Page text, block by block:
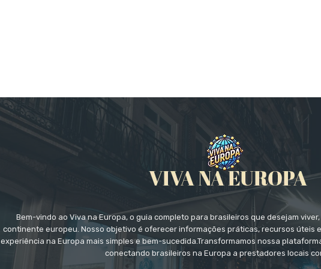
Bem-vindo ao Viva na Europa, o guia completo para brasileiros que desejam
continente europeu. Nosso objetivo é oferecer informações práticas, recursos úteis
experiência na Europa mais simples e bem-sucedida.Transformamos nossa
conectando brasileiros na Europa a prestadores locais